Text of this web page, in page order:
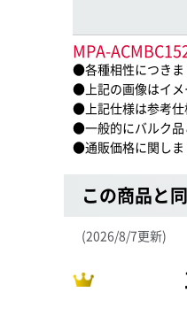
MPA-
●各種相性につきま
●上記の画像はイメ
●上記仕様は参考仕
●一般的にバルク品
●通販価格に関しま
この商品と
(2026/8/7更新)